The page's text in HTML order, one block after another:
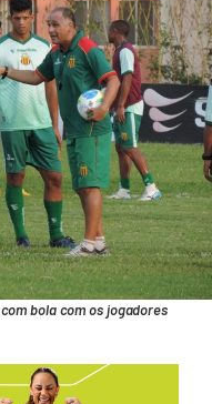
bola com os jogadores